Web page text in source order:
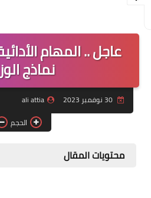
عاجل .. المهام
نماذج
30 نوفمبر 2023
ali attia
الحجم
محتويات المقال